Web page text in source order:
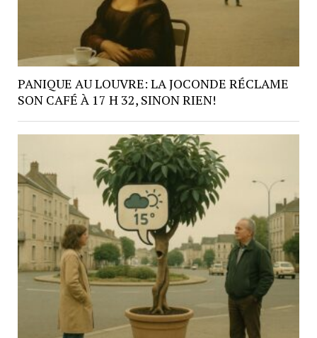
PANIQUE AU LOUVRE: LA JOCONDE RÉCLAME
SON CAFÉ À 17 H 32, SINON RIEN!